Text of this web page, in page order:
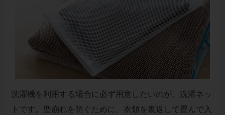
洗濯機を利用する場合に必ず用意したいのが、洗濯ネッ
トです。型崩れを防ぐために、衣類を裏返して畳んで入